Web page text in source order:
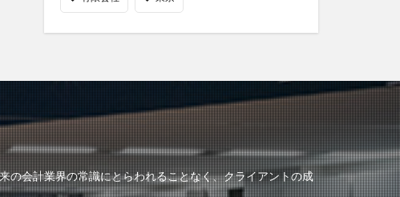
の会計業界の常識にとらわれることなく、クライアントの成